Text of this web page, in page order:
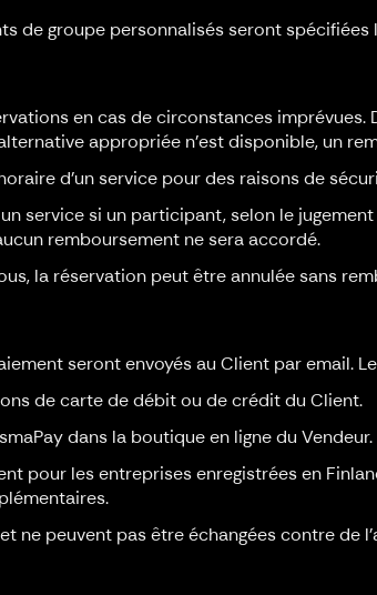
de groupe personnalisés seront
en cas de circonstances
appropriée n'est disponible, un
d'un service pour des raisons de
service si un participant, selon le
remboursement ne sera accordé.
la réservation peut être annulée sans
seront envoyés au Client par email.
de carte de débit ou de crédit du Client.
dans la boutique en ligne du Vendeur.
pour les entreprises enregistrées en
ne peuvent pas être échangées contre de